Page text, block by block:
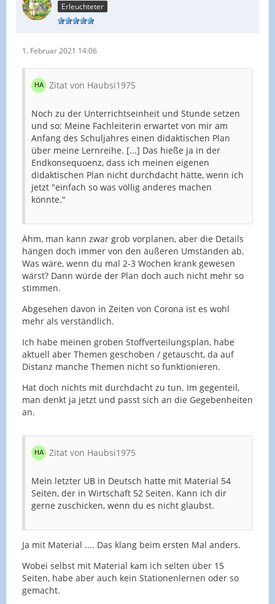
Erleuchteter
1. Februar 2021 14:06
Zitat von Haubsi1975
Noch zu der Unterrichtseinheit und Stunde setzen
und so: Meine Fachleiterin erwartet von mir am
Anfang des Schuljahres einen didaktischen Plan
über meine Lernreihe. [...] Das hieße ja in der
Endkonsequoenz, dass ich meinen eigenen
didaktischen Plan nicht durchdacht hätte, wenn ich
jetzt "einfach so was völlig anderes machen
könnte."
Ähm, man kann zwar grob vorplanen, aber die Details
hängen doch immer von den äußeren Umständen ab.
Was wäre, wenn du mal 2-3 Wochen krank gewesen
wärst? Dann würde der Plan doch auch nicht mehr so
stimmen.
Abgesehen davon in Zeiten von Corona ist es wohl
mehr als verständlich.
Ich habe meinen groben Stoffverteilungsplan, habe
aktuell aber Themen geschoben / getauscht, da auf
Distanz manche Themen nicht so funktionieren.
Hat doch nichts mit durchdacht zu tun. Im gegenteil,
man denkt ja jetzt und passt sich an die Gegebenheiten
an.
Zitat von Haubsi1975
Mein letzter UB in Deutsch hatte mit Material 54
Seiten, der in Wirtschaft 52 Seiten. Kann ich dir
gerne zuschicken, wenn du es nicht glaubst.
Ja mit Material .... Das klang beim ersten Mal anders.
Wobei selbst mit Material kam ich selten über 15
Seiten, habe aber auch kein Stationenlernen oder so
gemacht.